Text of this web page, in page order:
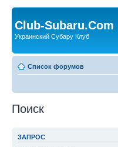
Club-Subaru.Com
Украинский Субару Клуб
Список форумов
Поиск
ЗАПРОС